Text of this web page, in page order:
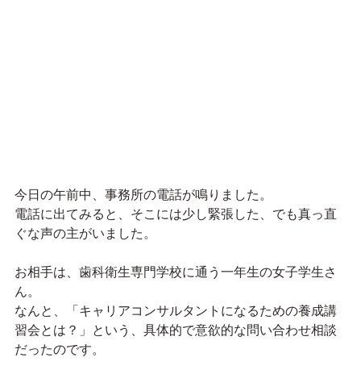
今日の午前中、事務所の電話が鳴りました。
電話に出てみると、そこには少し緊張した、でも真っ直
ぐな声の主がいました。
お相手は、歯科衛生専門学校に通う一年生の女子学生さ
ん。
なんと、「キャリアコンサルタントになるための養成講
習会とは？」という、具体的で意欲的な問い合わせ相談
だったのです。